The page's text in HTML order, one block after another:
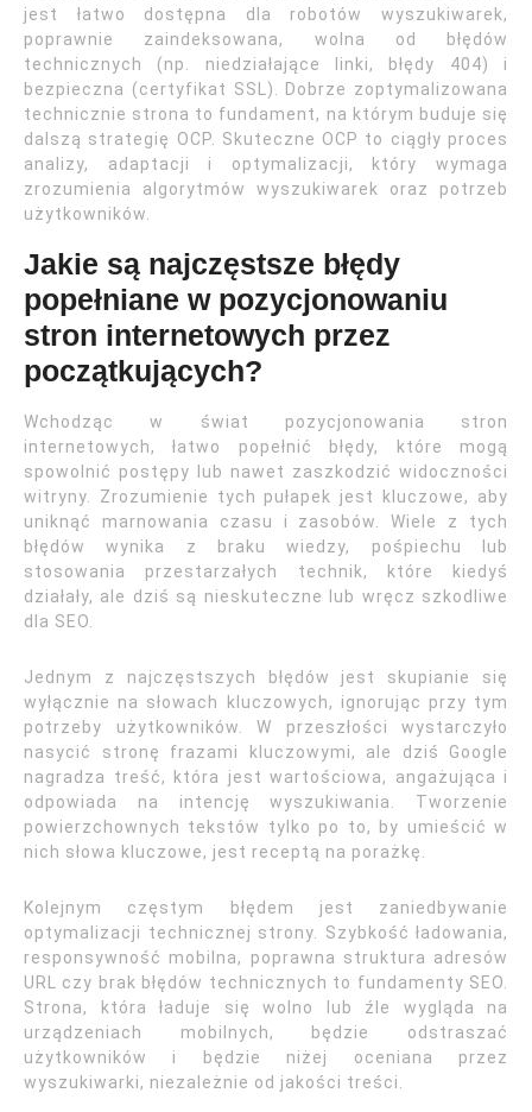
jest łatwo dostępna dla robotów wyszukiwarek,
poprawnie zaindeksowana, wolna od błędów
technicznych (np. niedziałające linki, błędy 404) i
bezpieczna (certyfikat SSL). Dobrze zoptymalizowana
technicznie strona to fundament, na którym buduje się
dalszą strategię OCP. Skuteczne OCP to ciągły proces
analizy, adaptacji i optymalizacji, który wymaga
zrozumienia algorytmów wyszukiwarek oraz potrzeb
użytkowników.
Jakie są najczęstsze błędy
popełniane w pozycjonowaniu
stron internetowych przez
początkujących?
Wchodząc w świat pozycjonowania stron
internetowych, łatwo popełnić błędy, które mogą
spowolnić postępy lub nawet zaszkodzić widoczności
witryny. Zrozumienie tych pułapek jest kluczowe, aby
uniknąć marnowania czasu i zasobów. Wiele z tych
błędów wynika z braku wiedzy, pośpiechu lub
stosowania przestarzałych technik, które kiedyś
działały, ale dziś są nieskuteczne lub wręcz szkodliwe
dla SEO.
Jednym z najczęstszych błędów jest skupianie się
wyłącznie na słowach kluczowych, ignorując przy tym
potrzeby użytkowników. W przeszłości wystarczyło
nasycić stronę frazami kluczowymi, ale dziś Google
nagradza treść, która jest wartościowa, angażująca i
odpowiada na intencję wyszukiwania. Tworzenie
powierzchownych tekstów tylko po to, by umieścić w
nich słowa kluczowe, jest receptą na porażkę.
Kolejnym częstym błędem jest zaniedbywanie
optymalizacji technicznej strony. Szybkość ładowania,
responsywność mobilna, poprawna struktura adresów
URL czy brak błędów technicznych to fundamenty SEO.
Strona, która ładuje się wolno lub źle wygląda na
urządzeniach mobilnych, będzie odstraszać
użytkowników i będzie niżej oceniana przez
wyszukiwarki, niezależnie od jakości treści.